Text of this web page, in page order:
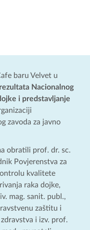
baru Velvet u
Nacionalnog
i predstavljanje
zavoda za javno
obratili prof. dr. sc.
Povjerenstva za
kvalitete
raka dojke,
mag. sanit. publ.,
zaštitu i
i izv. prof.